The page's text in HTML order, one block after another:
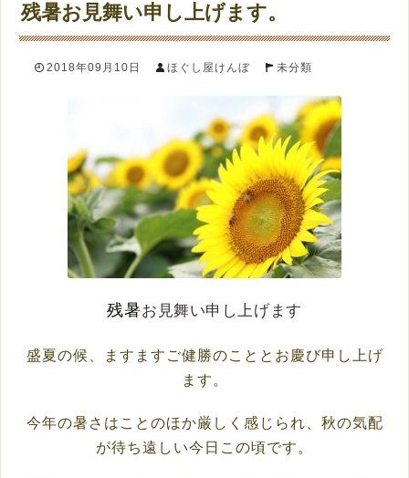
残暑お見舞い申し上げます。
2018年09月10日 ほぐし屋けんぼ 未分類
残暑お見舞い申し上げます
盛夏の候、ますますご健勝のこととお慶び申し上げ
ます。
今年の暑さはことのほか厳しく感じられ、秋の気配
が待ち遠しい今日この頃です。